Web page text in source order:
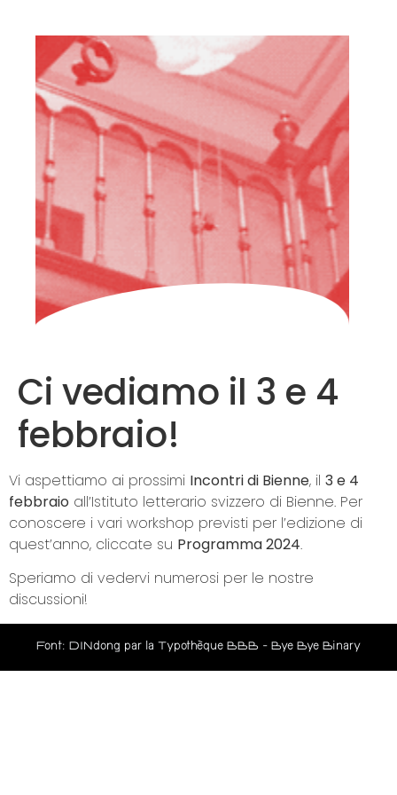
HOME
PARTECIPARE
FAQ
ARCHIVIO
ITALIANO
Ci vediamo il 3 e 4
febbraio!
Vi aspettiamo ai prossimi Incontri di Bienne, il 3 e 4
febbraio all’Istituto letterario svizzero di Bienne. Per
conoscere i vari workshop previsti per l’edizione di
quest’anno, cliccate su Programma 2024.
Speriamo di vedervi numerosi per le nostre
discussioni!
Font: DINdong par la Typothèque BBB - Bye Bye Binary